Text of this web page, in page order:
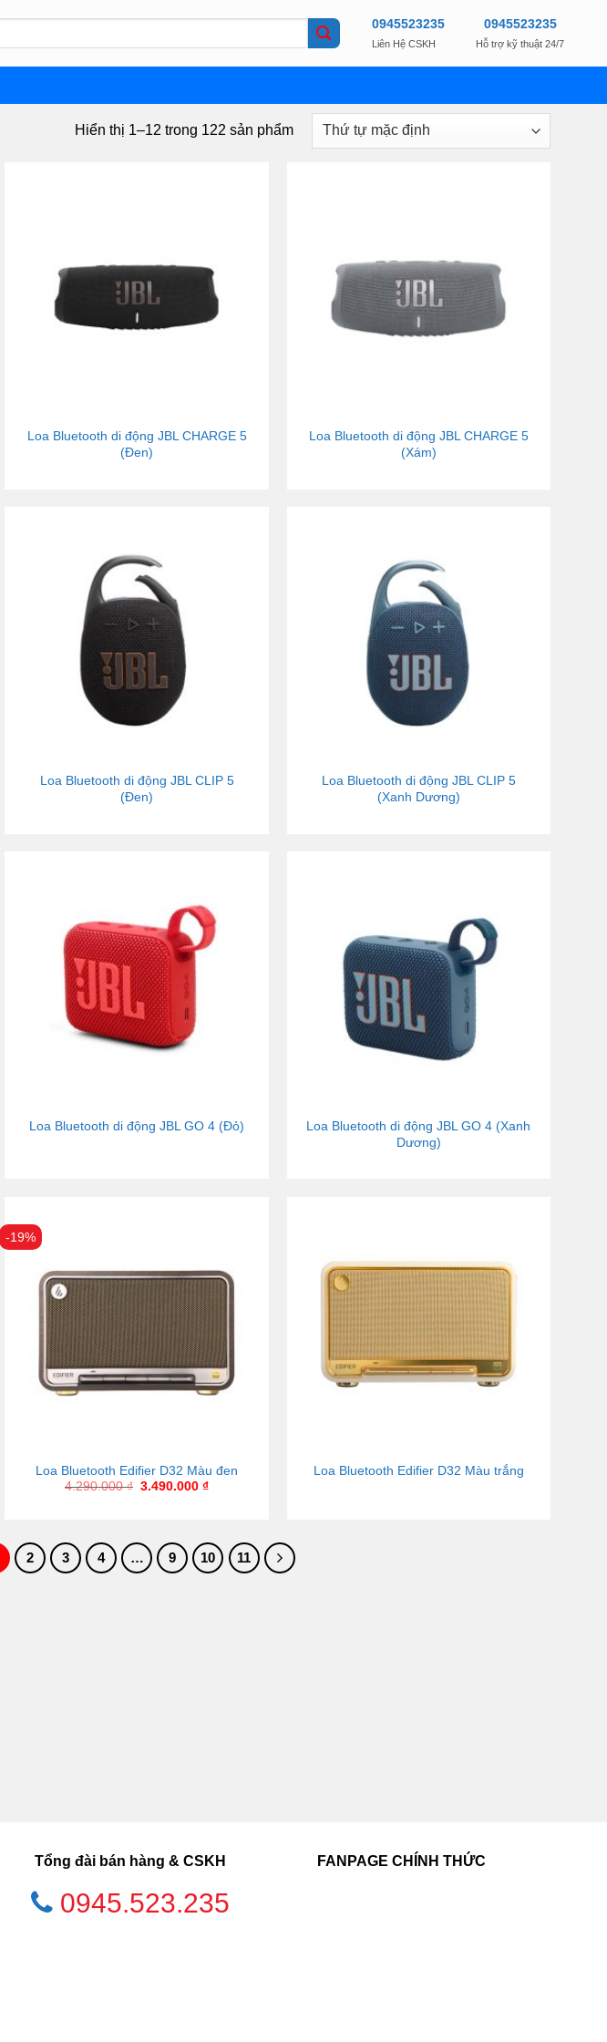
0945523235
Liên Hệ CSKH
0945523235
Hỗ trợ kỹ thuật 24/7
Hiển thị 1–12 trong 122 sản phẩm
Loa Bluetooth di động JBL CHARGE 5
(Đen)
Loa Bluetooth di động JBL CHARGE 5
(Xám)
Loa Bluetooth di động JBL CLIP 5
(Đen)
Loa Bluetooth di động JBL CLIP 5
(Xanh Dương)
Loa Bluetooth di động JBL GO 4 (Đỏ)
Loa Bluetooth di động JBL GO 4 (Xanh
Dương)
-19%
Loa Bluetooth Edifier D32 Màu đen
4.290.000₫ 3.490.000₫
Loa Bluetooth Edifier D32 Màu trắng
2 3 4 … 9 10 11
Tổng đài bán hàng & CSKH
0945.523.235
FANPAGE CHÍNH THỨC